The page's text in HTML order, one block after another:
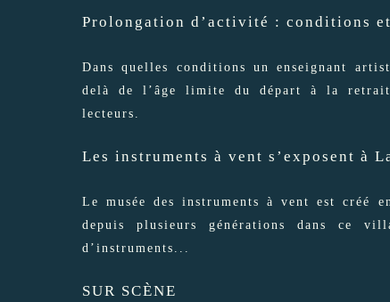
Prolongation d’activité : conditions et
Dans quelles conditions un enseignant
delà de l’âge limite du départ à la
lecteurs.
Les instruments à vent s’exposent à
Le musée des instruments à vent est créé
depuis plusieurs générations dans ce
d’instruments...
SUR SCÈNE